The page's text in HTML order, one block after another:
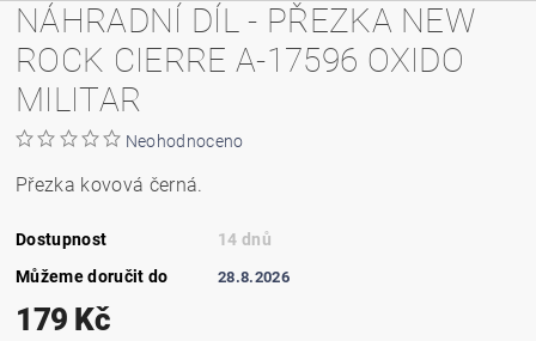
NÁHRADNÍ DÍL - PŘEZKA NEW
ROCK CIERRE A-17596 OXIDO
MILITAR
Neohodnoceno
Přezka kovová černá.
Dostupnost
14 dnů
Můžeme doručit do
28.8.2026
179 Kč